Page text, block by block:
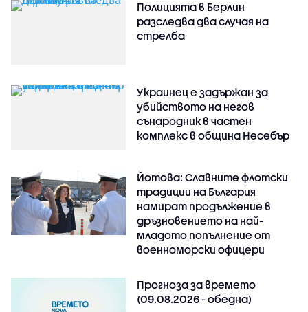
Полицията в Берлин
разследва два случая на
стрелба
Украинец е задържан за
убийството на негов
сънародник в частен
комплекс в община Несебър
Йотова: Славните флотски
традиции на България
намират продължение в
дръзновението на най-
младото попълнение от
военноморски офицери
Прогноза за времето
(09.08.2026 - обедна)